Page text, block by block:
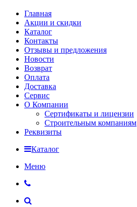
Главная
Акции и скидки
Каталог
Контакты
Отзывы и предложения
Новости
Возврат
Оплата
Доставка
Сервис
О Компании
Сертификаты и лицензии
Строительным компаниям
Реквизиты
Каталог
Меню